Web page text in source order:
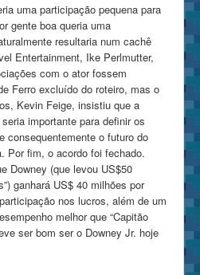
uma participação pequena para
gente boa queria uma
resultaria num cachê
Entertainment, Ike Perlmutter,
com o ator fossem
Ferro excluído do roteiro, mas o
Kevin Feige, insistiu que a
importante para definir os
consequentemente o futuro do
Por fim, o acordo foi fechado.
Downey (que levou US$50
ganhará US$ 40 milhões por
nos lucros, além de um
melhor que “Capitão
ser bom ser o Downey Jr. hoje